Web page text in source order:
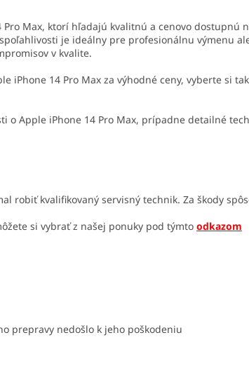
Max, ktorí hľadajú kvalitnú a cenovo dostupnú
je ideálny pre profesionálnu výmenu
v kvalite.
iPhone 14 Pro Max za výhodné ceny, vyberte si
o Apple iPhone 14 Pro Max, prípadne detailné
robiť kvalifikovaný servisný technik. Za škody
si vybrať z našej ponuky pod týmto odkazom
prepravy nedošlo k jeho poškodeniu